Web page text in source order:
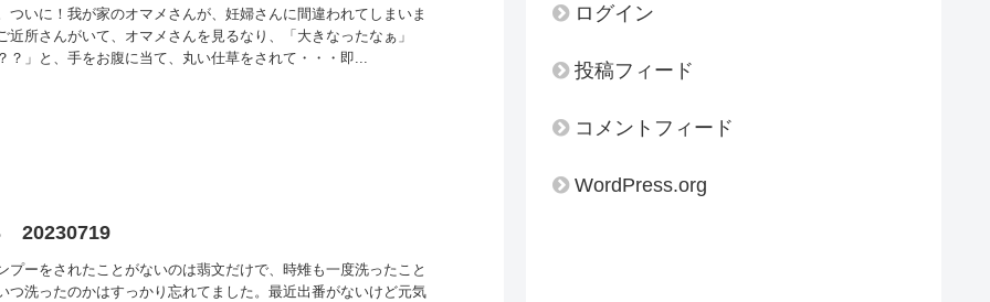
ついに！我が家のオマメさんが、妊婦さんに間違われてしまいま
近所さんがいて、オマメさんを見るなり、「大きなったなぁ」
？」と、手をお腹に当て、丸い仕草をされて・・・即...
20230719
プーをされたことがないのは翡文だけで、時雉も一度洗ったこと
つ洗ったのかはすっかり忘れてました。最近出番がないけど元気
ログイン
投稿フィード
コメントフィード
WordPress.org